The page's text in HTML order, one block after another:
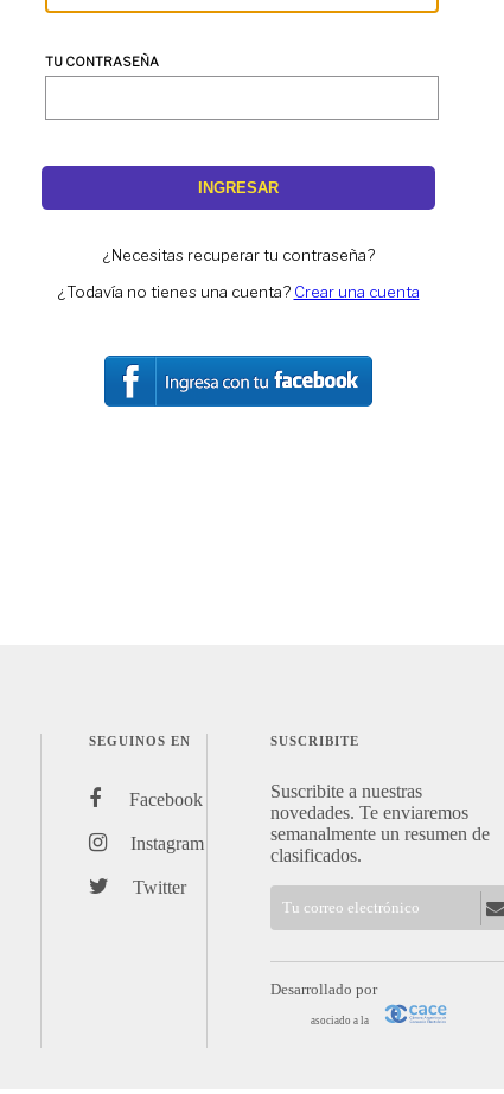
TU CONTRASEÑA
INGRESAR
¿Necesitas recuperar tu contraseña?
¿Todavía no tienes una cuenta? Crear una cuenta
SEGUINOS EN
Facebook
Instagram
Twitter
SUSCRIBITE
Suscribite a nuestras
novedades. Te enviaremos
semanalmente un resumen de
clasificados.
Desarrollado por
asociado a la